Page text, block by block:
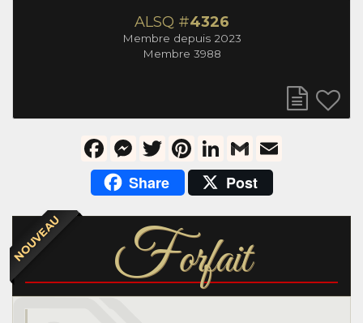
ALSQ #4326
Membre depuis 2023
Membre 3988
FacebookMessenger
TwitterPinterestLinkedIn
Gmail
Share Post
NOUVEAU Forfait